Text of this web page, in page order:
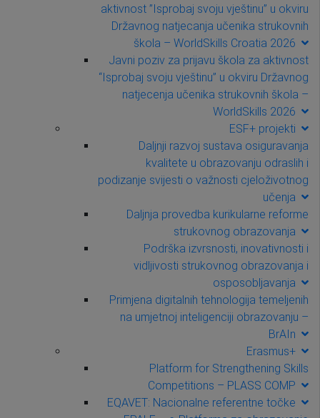
aktivnost ”Isprobaj svoju vještinu” u okviru
Državnog natjecanja učenika strukovnih
škola – WorldSkills Croatia 2026
Javni poziv za prijavu škola za aktivnost
“Isprobaj svoju vještinu” u okviru Državnog
natjecenja učenika strukovnih škola –
WorldSkills 2026
ESF+ projekti
Daljnji razvoj sustava osiguravanja
kvalitete u obrazovanju odraslih i
podizanje svijesti o važnosti cjeloživotnog
učenja
Daljnja provedba kurikularne reforme
strukovnog obrazovanja
Podrška izvrsnosti, inovativnosti i
vidljivosti strukovnog obrazovanja i
osposobljavanja
Primjena digitalnih tehnologija temeljenih
na umjetnoj inteligenciji obrazovanju –
BrAIn
Erasmus+
Platform for Strengthening Skills
Competitions – PLASS COMP
EQAVET: Nacionalne referentne točke